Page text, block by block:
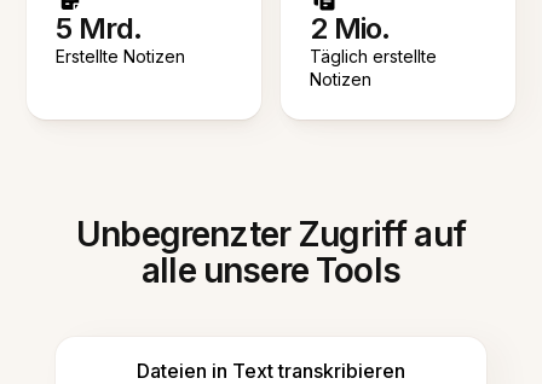
5 Mrd.
Erstellte Notizen
2 Mio.
Täglich erstellte
Notizen
Unbegrenzter Zugriff auf
alle unsere Tools
Dateien in Text transkribieren